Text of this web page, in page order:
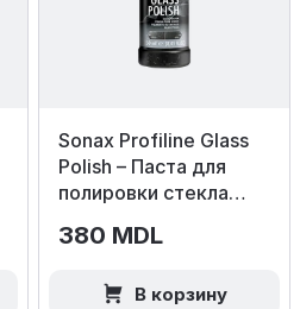
Sonax Profiline Glass
Polish – Паста для
полировки стекла
380 MDL
В корзину